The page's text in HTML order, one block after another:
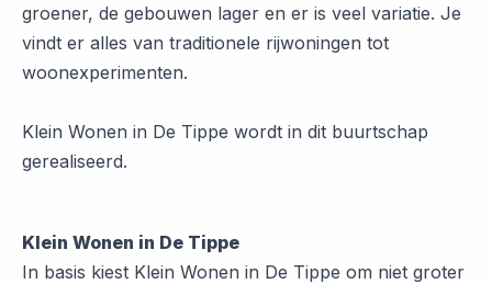
groener, de gebouwen lager en er is veel variatie. Je
vindt er alles van traditionele rijwoningen tot
woonexperimenten.
Klein Wonen in De Tippe wordt in dit buurtschap
gerealiseerd.
Klein Wonen in De Tippe
In basis kiest Klein Wonen in De Tippe om niet groter